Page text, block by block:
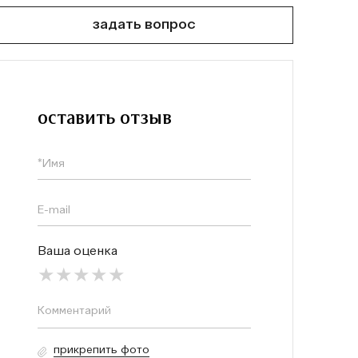
задать вопрос
оставить отзыв
Ваша оценка
прикрепить фото